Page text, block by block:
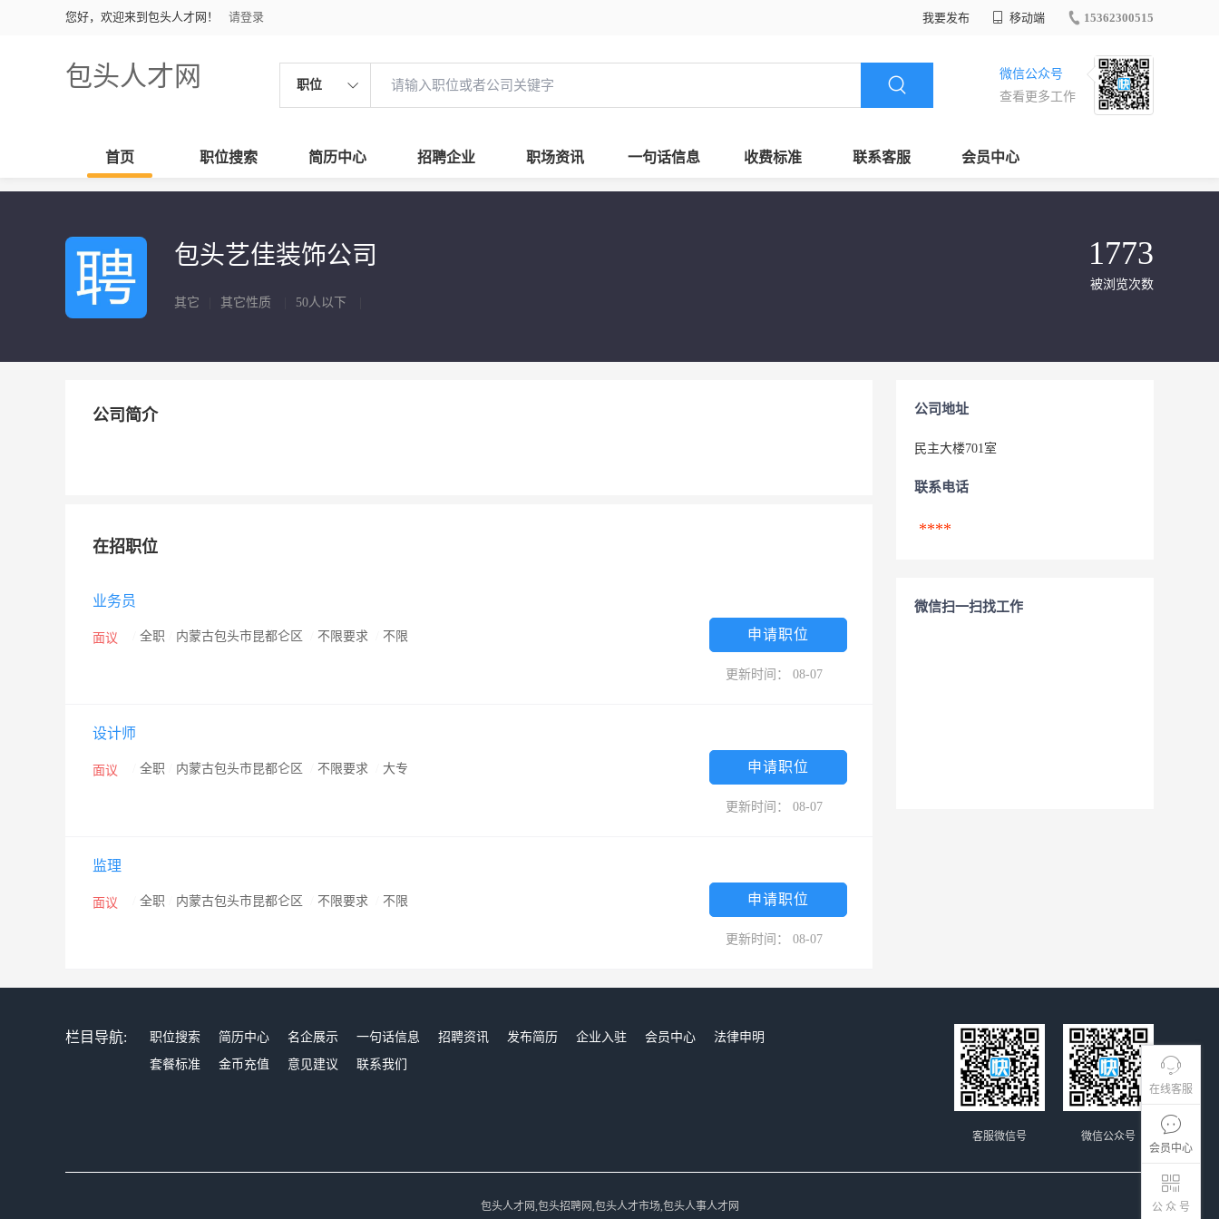
您好，欢迎来到包头人才网！ 请登录 我要发布 移动端 15362300515
包头人才网 职位
微信公众号
查看更多工作
首页 职位搜索 简历中心 招聘企业 职场资讯 一句话信息 收费标准 联系客服 会员中心
在线客服
会员中心
公 众 号
包头艺佳装饰公司
其它 其它性质 50人以下
1773
被浏览次数
公司简介
在招职位
业务员
面议 全职 内蒙古包头市昆都仑区 不限要求 不限 申请职位
更新时间： 08-07
设计师
面议 全职 内蒙古包头市昆都仑区 不限要求 大专 申请职位
更新时间： 08-07
监理
面议 全职 内蒙古包头市昆都仑区 不限要求 不限 申请职位
更新时间： 08-07
公司地址
民主大楼701室
联系电话
****
微信扫一扫找工作
栏目导航: 职位搜索 简历中心 名企展示 一句话信息 招聘资讯 发布简历 企业入驻 会员中心
法律申明
套餐标准
金币充值 意见建议 联系我们
微信公众号
客服微信号
包头人才网,包头招聘网,包头人才市场,包头人事人才网